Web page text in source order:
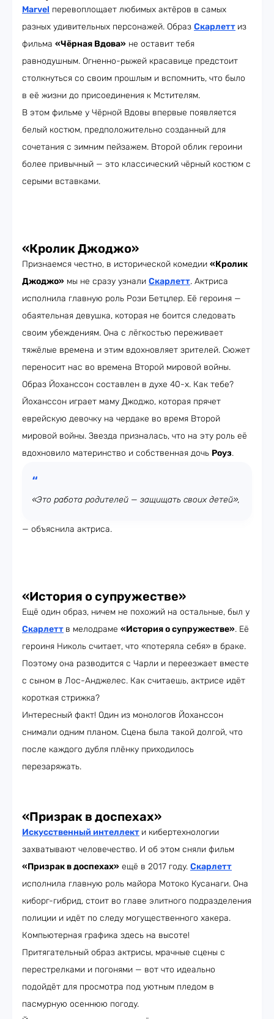
Marvel перевоплощает любимых актёров в самых
разных удивительных персонажей. Образ Скарлетт из
фильма «Чёрная Вдова» не оставит тебя
равнодушным. Огненно-рыжей красавице предстоит
столкнуться со своим прошлым и вспомнить, что было
в её жизни до присоединения к Мстителям.
В этом фильме у Чёрной Вдовы впервые появляется
белый костюм, предположительно созданный для
сочетания с зимним пейзажем. Второй облик героини
более привычный — это классический чёрный костюм с
серыми вставками.
«Кролик Джоджо»
Признаемся честно, в исторической комедии «Кролик
Джоджо» мы не сразу узнали Скарлетт. Актриса
исполнила главную роль Рози Бетцлер. Её героиня —
обаятельная девушка, которая не боится следовать
своим убеждениям. Она с лёгкостью переживает
тяжёлые времена и этим вдохновляет зрителей. Сюжет
переносит нас во времена Второй мировой войны.
Образ Йоханссон составлен в духе 40-х. Как тебе?
Йоханссон играет маму Джоджо, которая прячет
еврейскую девочку на чердаке во время Второй
мировой войны. Звезда призналась, что на эту роль её
вдохновило материнство и собственная дочь Роуз.
«Это работа родителей — защищать своих детей»,
— объяснила актриса.
«История о супружестве»
Ещё один образ, ничем не похожий на остальные, был у
Скарлетт в мелодраме «История о супружестве». Её
героиня Николь считает, что «потеряла себя» в браке.
Поэтому она разводится с Чарли и переезжает вместе
с сыном в Лос-Анджелес. Как считаешь, актрисе идёт
короткая стрижка?
Интересный факт! Один из монологов Йоханссон
снимали одним планом. Сцена была такой долгой, что
после каждого дубля плёнку приходилось
перезаряжать.
«Призрак в доспехах»
Искусственный интеллект и кибертехнологии
захватывают человечество. И об этом сняли фильм
«Призрак в доспехах» ещё в 2017 году. Скарлетт
исполнила главную роль майора Мотоко Кусанаги. Она
киборг-гибрид, стоит во главе элитного подразделения
полиции и идёт по следу могущественного хакера.
Компьютерная графика здесь на высоте!
Притягательный образ актрисы, мрачные сцены с
перестрелками и погонями — вот что идеально
подойдёт для просмотра под уютным пледом в
пасмурную осеннюю погоду.